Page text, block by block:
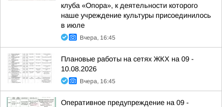
клуба «Опора», к деятельности которого
наше учреждение культуры присоединилось
в июле
Вчера, 16:45
Плановые работы на сетях ЖКХ на 09 -
10.08.2026
Вчера, 16:45
Оперативное предупреждение на 09 -